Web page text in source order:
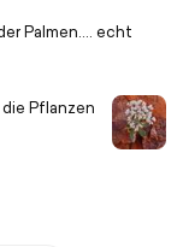
Palmen.... echt
Pflanzen